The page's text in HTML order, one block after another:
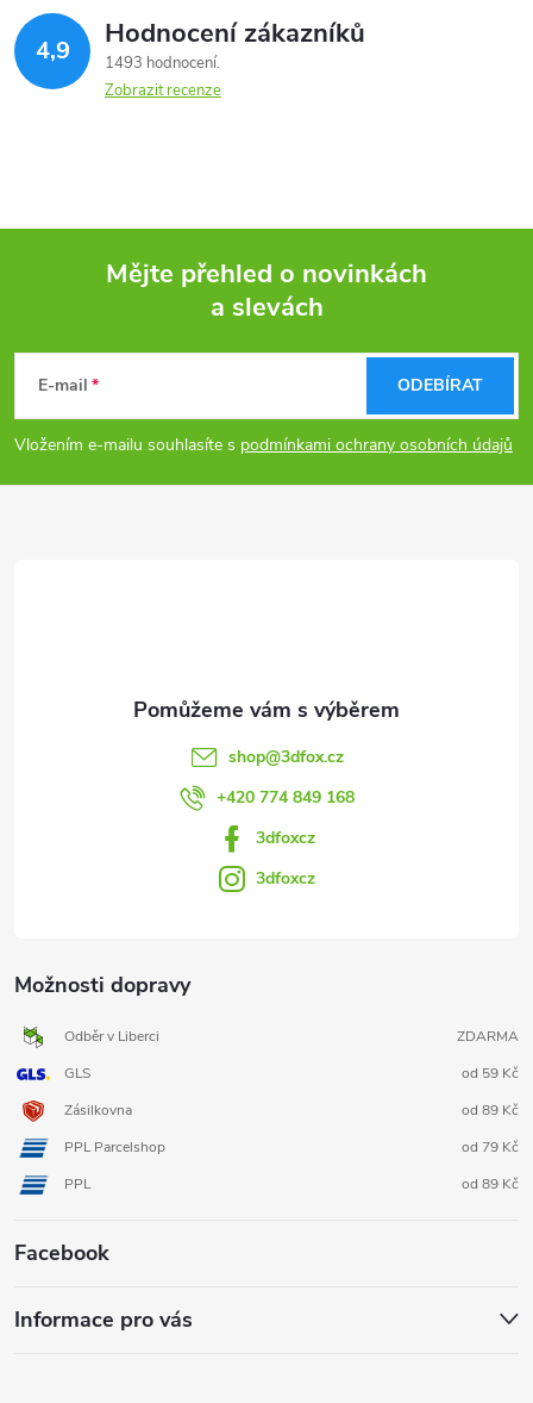
4,9 Hodnocení zákazníků
1493 hodnocení
Zobrazit recenze
p
a
Mějte přehled o novinkách
a slevách
E-mail
Vložením e-mailu souhlasíte s podmínkami ochrany osobních údajů
ODEBÍRAT
Možnosti dopravy
Odběr v Liberci
ZDARMA
GLS
od 59 Kč
Zásilkovna
od 89 Kč
PPL Parcelshop
od 79 Kč
PPL
od 89 Kč
Facebook
Informace pro vás
shop@3dfox.cz
+420 774 849 168
3dfoxcz
3dfoxcz